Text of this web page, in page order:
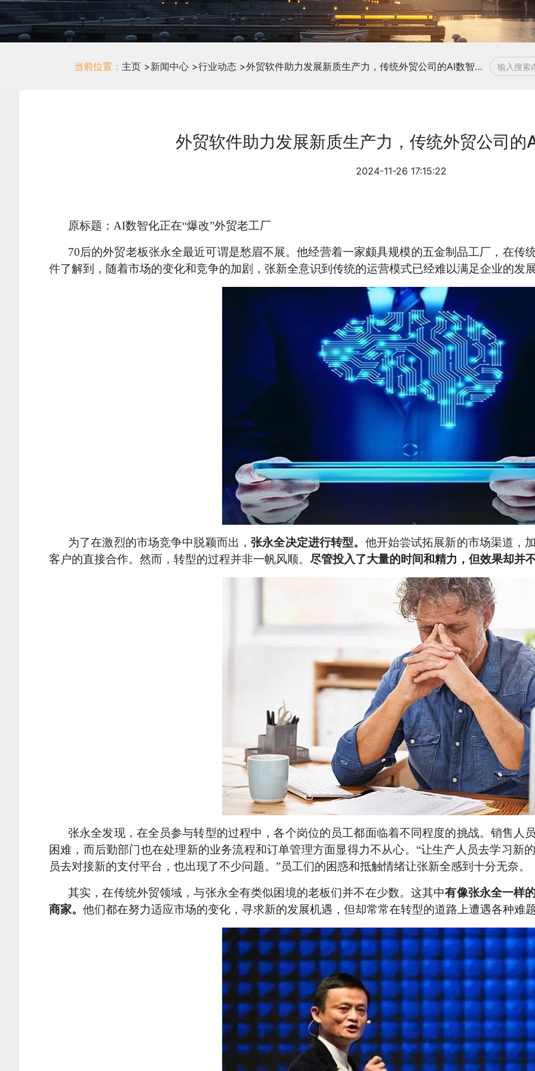
当前位置： 主页 >新闻中心 >行业动态 > 外贸软件助力发展新质生产力，传统外贸公司的AI数智化升级
外贸软件助力发展新质生产力，传统外贸公司的
2024-11-26 17:15:22
原标题：AI数智化正在“爆改”外贸老工厂
70后的外贸老板张永全最近可谓是愁眉不展。他经营着一家颇具规模的五金制品工厂，在传
件了解到，随着市场的变化和竞争的加剧，张新全意识到传统的运营模式已经难以满足企业的发
为了在激烈的市场竞争中脱颖而出，张永全决定进行转型。 他开始尝试拓展新的市场渠道，
客户的直接合作。然而，转型的过程并非一帆风顺。 尽管投入了大量的时间和精力，但效果却并
张永全发现，在全员参与转型的过程中，各个岗位的员工都面临着不同程度的挑战。销售人
困难，而后勤部门也在处理新的业务流程和订单管理方面显得力不从心。“让生产人员去学习新
员去对接新的支付平台，也出现了不少问题。”员工们的困惑和抵触情绪让张新全感到十分无奈。
其实，在传统外贸领域，与张永全有类似困境的老板们并不在少数。这其中有像张永全一样
商家。 他们都在努力适应市场的变化，寻求新的发展机遇，但却常常在转型的道路上遭遇各种难